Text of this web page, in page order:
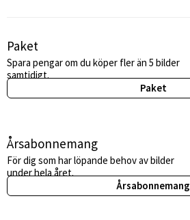
Paket
Spara pengar om du köper fler än 5 bilder
samtidigt.
Paket
Årsabonnemang
För dig som har löpande behov av bilder
under hela året.
Årsabonnemang